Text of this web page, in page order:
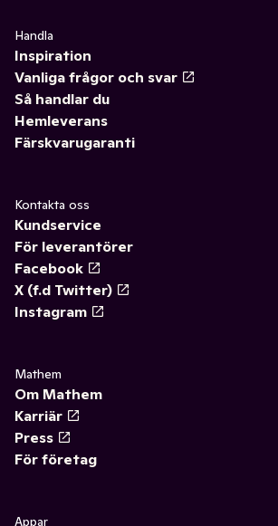
Handla
Inspiration
Vanliga frågor och svar
Så handlar du
Hemleverans
Färskvarugaranti
Kontakta oss
Kundservice
För leverantörer
Facebook
X (f.d Twitter)
Instagram
Mathem
Om Mathem
Karriär
Press
För företag
Appar